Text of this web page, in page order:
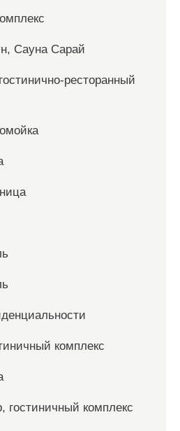
Сауна Сарай
ресторанный
комплекс
гостиничный комплекс